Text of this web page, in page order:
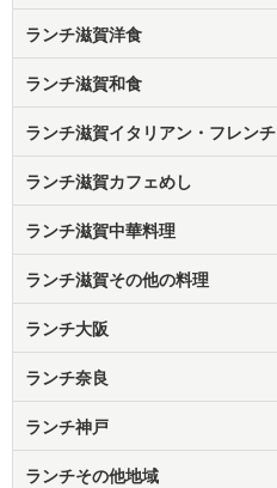
ランチ滋賀洋食
ランチ滋賀和食
ランチ滋賀イタリアン・フレンチ
ランチ滋賀カフェめし
ランチ滋賀中華料理
ランチ滋賀その他の料理
ランチ大阪
ランチ奈良
ランチ神戸
ランチその他地域